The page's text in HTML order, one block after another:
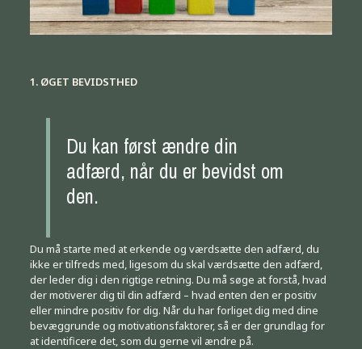
1. ØGET BEVIDSTHED
Du kan først ændre din
adfærd, når du er bevidst om
den.
Du må starte med at erkende og værdsætte den adfærd, du
ikke er tilfreds med, ligesom du skal værdsætte den adfærd,
der leder dig i den rigtige retning. Du må søge at forstå, hvad
der motiverer dig til din adfærd – hvad enten den er positiv
eller mindre positiv for dig. Når du har forliget dig med dine
bevæggrunde og motivationsfaktorer, så er der grundlag for
at identificere det, som du gerne vil ændre på.